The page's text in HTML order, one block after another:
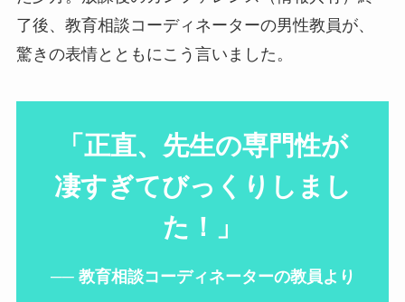
了後、教育相談コーディネーターの男性教員が、
驚きの表情とともにこう言いました。
「正直、先生の専門性が
凄すぎてびっくりしまし
た！」
── 教育相談コーディネーターの教員より